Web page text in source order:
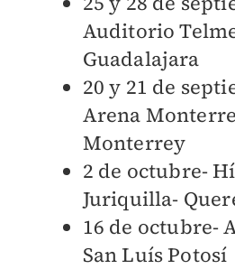
Auditorio
Guadalajara
20 y 21 de
Arena
Monterrey
2 de octubre-
Juriquilla-
16 de octubre-
San Luís Potosí